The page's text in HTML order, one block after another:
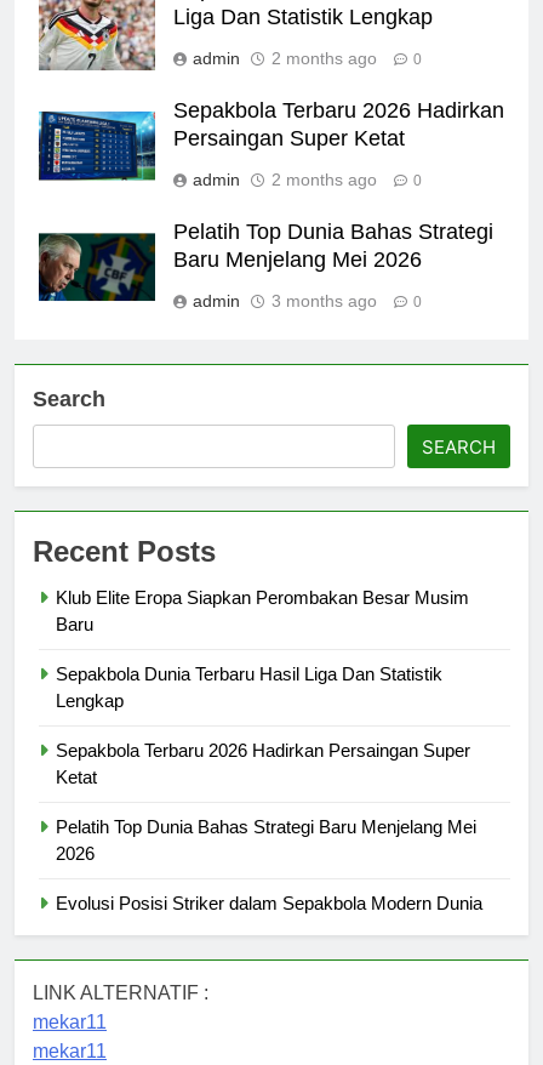
Liga Dan Statistik Lengkap
admin 2 months ago 0
Sepakbola Terbaru 2026 Hadirkan
Persaingan Super Ketat
admin 2 months ago 0
Pelatih Top Dunia Bahas Strategi
Baru Menjelang Mei 2026
admin 3 months ago 0
Search
SEARCH
Recent Posts
Klub Elite Eropa Siapkan Perombakan Besar Musim
Baru
Sepakbola Dunia Terbaru Hasil Liga Dan Statistik
Lengkap
Sepakbola Terbaru 2026 Hadirkan Persaingan Super
Ketat
Pelatih Top Dunia Bahas Strategi Baru Menjelang Mei
2026
Evolusi Posisi Striker dalam Sepakbola Modern Dunia
LINK ALTERNATIF :
mekar11
mekar11